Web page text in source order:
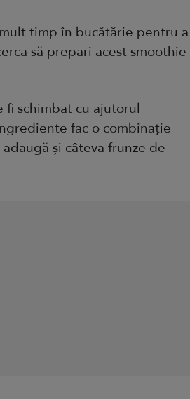
timp în bucătărie pentru a
să prepari acest smoothie
fi schimbat cu ajutorul
fac o combinație
și câteva frunze de